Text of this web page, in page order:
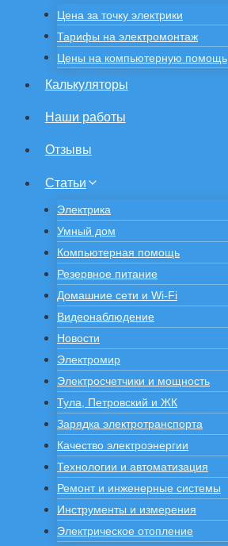
Цена за точку электрики
Тарифы на электромонтаж
Цены на компьютерную помощь
Калькуляторы
Наши работы
Отзывы
Статьи
Электрика
Умный дом
Компьютерная помощь
Резервное питание
Домашние сети и Wi-Fi
Видеонаблюдение
Новости
Электромир
Электросчетчики и мощность
Тула, Петровский и ЖК
Зарядка электротранспорта
Качество электроэнергии
Технологии и автоматизация
Ремонт и инженерные системы
Инструменты и измерения
Электрическое отопление